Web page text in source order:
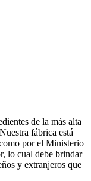
de la más alta
fábrica está
por el Ministerio
lo cual debe brindar
y extranjeros que